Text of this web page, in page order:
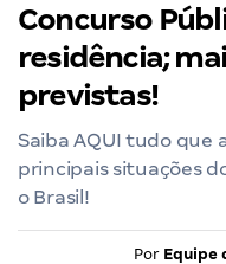
Concurso
residência;
previstas!
Saiba AQUI tudo que
principais situações
o Brasil!
Por Equipe